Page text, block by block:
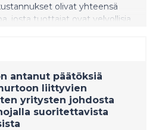
olivat yhteensä
josta tuottajat ovat velvollisia
loppuvuodesta.
antanut päätöksiä
liittyvien
yritysten johdosta
suoritettavista